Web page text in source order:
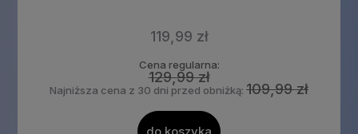
119,99 zł
Cena regularna:
129,99 zł
Najniższa cena z 30 dni przed obniżką: 109,99 zł